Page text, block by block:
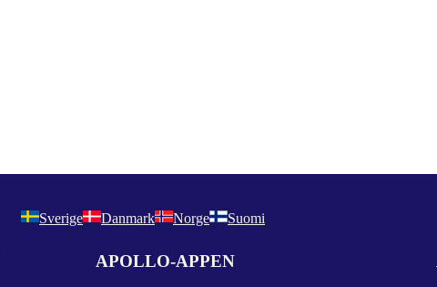
Sverige Danmark Norge Suomi
APOLLO-APPEN